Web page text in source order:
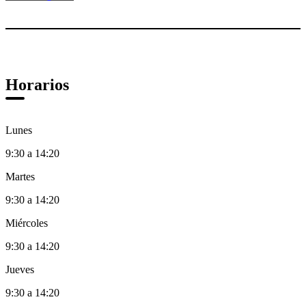
Horarios
Lunes
9:30 a 14:20
Martes
9:30 a 14:20
Miércoles
9:30 a 14:20
Jueves
9:30 a 14:20